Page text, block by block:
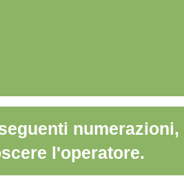
numerazioni,
l'operatore.